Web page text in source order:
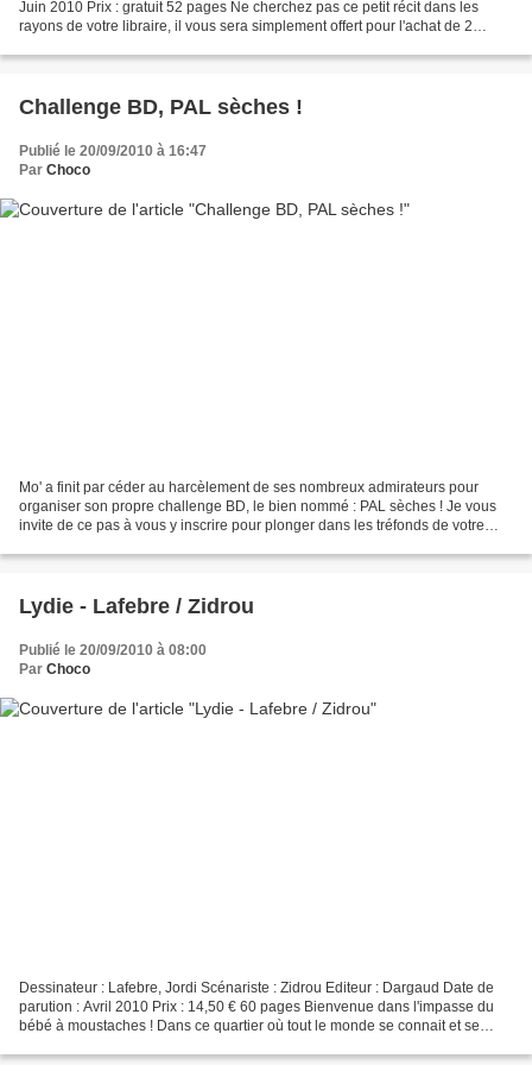
Juin 2010 Prix : gratuit 52 pages Ne cherchez pas ce petit récit dans les
rayons de votre libraire, il vous sera simplement offert pour l'achat de 2
Challenge BD, PAL sèches !
Publié le 20/09/2010 à 16:47
Par Choco
Mo' a finit par céder au harcèlement de ses nombreux admirateurs pour
organiser son propre challenge BD, le bien nommé : PAL sèches ! Je vous
invite de ce pas à vous y inscrire pour plonger dans les tréfonds de votre
Lydie - Lafebre / Zidrou
Publié le 20/09/2010 à 08:00
Par Choco
Dessinateur : Lafebre, Jordi Scénariste : Zidrou Editeur : Dargaud Date de
parution : Avril 2010 Prix : 14,50 € 60 pages Bienvenue dans l'impasse du
bébé à moustaches ! Dans ce quartier où tout le monde se connait et se